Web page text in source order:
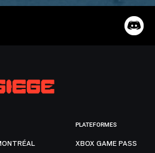
PLATEFORMES
XBOX GAME PASS